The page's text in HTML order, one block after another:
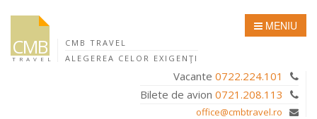
MENIU
CMB
TRAVEL
CMB TRAVEL
ALEGEREA CELOR EXIGENŢI
Vacante 0722.224.101
Bilete de avion 0721.208.113
office@cmbtravel.ro